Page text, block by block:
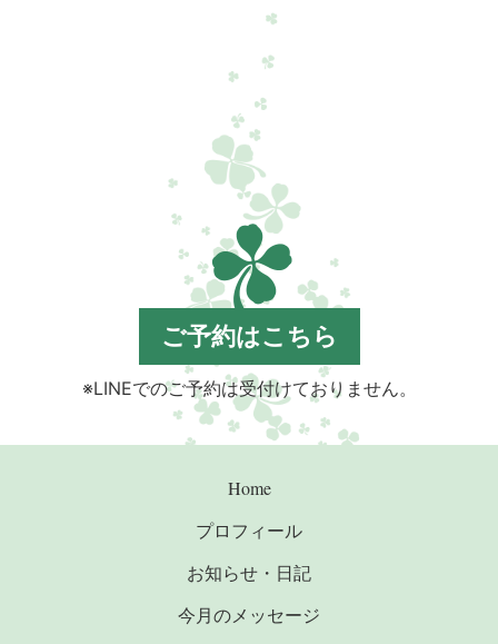
ご予約はこちら
※LINEでのご予約は受付けておりません。
Home
プロフィール
お知らせ・日記
今月のメッセージ